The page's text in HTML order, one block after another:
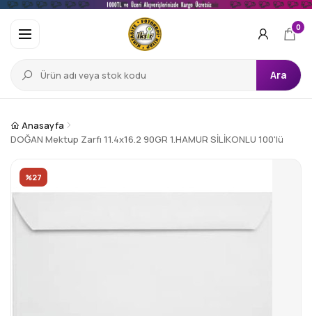
Ara
0
Anasayfa
DOĞAN Mektup Zarfı 11.4x16.2 90GR 1.HAMUR SİLİKONLU 100'lü
%27